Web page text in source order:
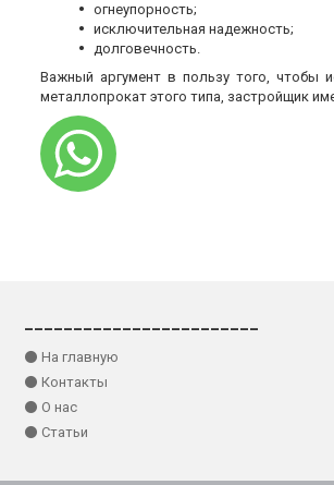
огнеупорность;
исключительная надежность;
долговечность.
Важный аргумент в пользу того, чтобы
металлопрокат этого типа, застройщик
⚫ На главную
⚫ Контакты
⚫ О нас
⚫ Статьи